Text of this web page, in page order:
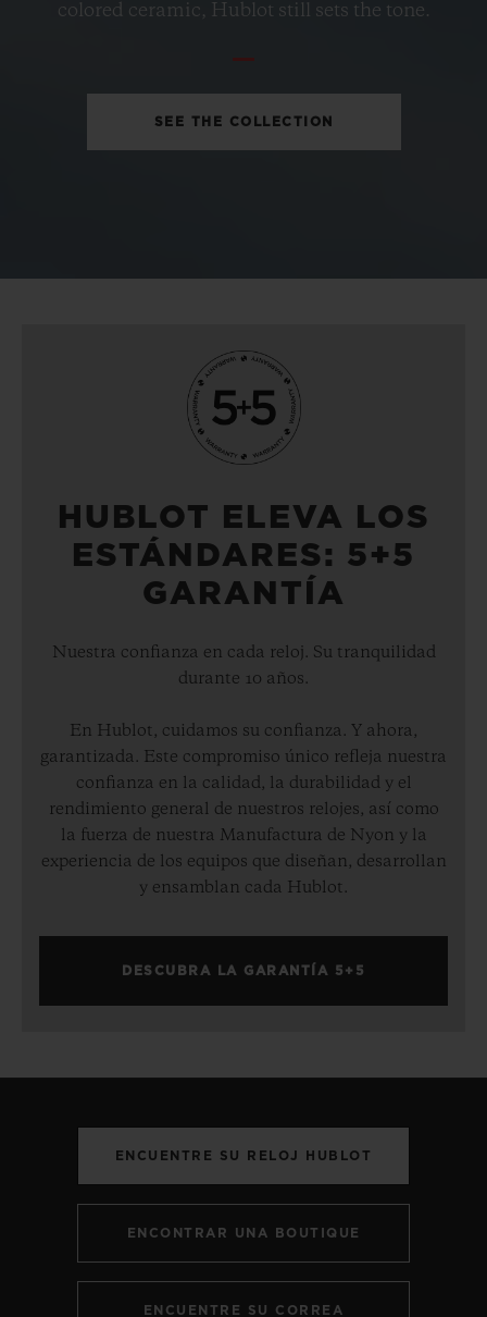
colored ceramic, Hublot still sets the tone.
SEE THE COLLECTION
HUBLOT ELEVA LOS
ESTÁNDARES: 5+5
GARANTÍA
Nuestra confianza en cada reloj. Su tranquilidad
durante 10 años.
En Hublot, cuidamos su confianza. Y ahora,
garantizada. Este compromiso único refleja nuestra
confianza en la calidad, la durabilidad y el
rendimiento general de nuestros relojes, así como
la fuerza de nuestra Manufactura de Nyon y la
experiencia de los equipos que diseñan, desarrollan
y ensamblan cada Hublot.
DESCUBRA LA GARANTÍA 5+5
ENCUENTRE SU RELOJ HUBLOT
ENCONTRAR UNA BOUTIQUE
ENCUENTRE SU CORREA